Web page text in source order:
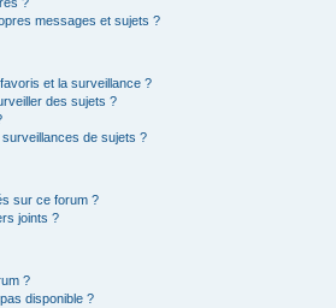
messages et sujets ?
et la surveillance ?
des sujets ?
de sujets ?
sur ce forum ?
joints ?
?
disponible ?